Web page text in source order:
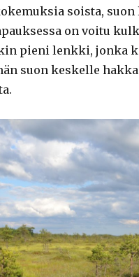
soista,
on voitu
pieni lenkki, jonka
suon keskelle